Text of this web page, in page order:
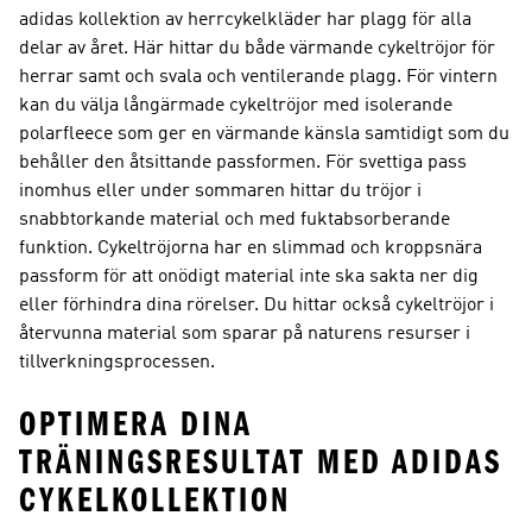
adidas kollektion av herrcykelkläder har plagg för alla
delar av året. Här hittar du både värmande cykeltröjor för
herrar samt och svala och ventilerande plagg. För vintern
kan du välja långärmade cykeltröjor med isolerande
polarfleece som ger en värmande känsla samtidigt som du
behåller den åtsittande passformen. För svettiga pass
inomhus eller under sommaren hittar du tröjor i
snabbtorkande material och med fuktabsorberande
funktion. Cykeltröjorna har en slimmad och kroppsnära
passform för att onödigt material inte ska sakta ner dig
eller förhindra dina rörelser. Du hittar också cykeltröjor i
återvunna material som sparar på naturens resurser i
tillverkningsprocessen.
OPTIMERA DINA
TRÄNINGSRESULTAT MED ADIDAS
CYKELKOLLEKTION